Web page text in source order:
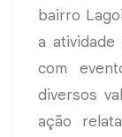
bairro
a atividade
com
diversos
ação